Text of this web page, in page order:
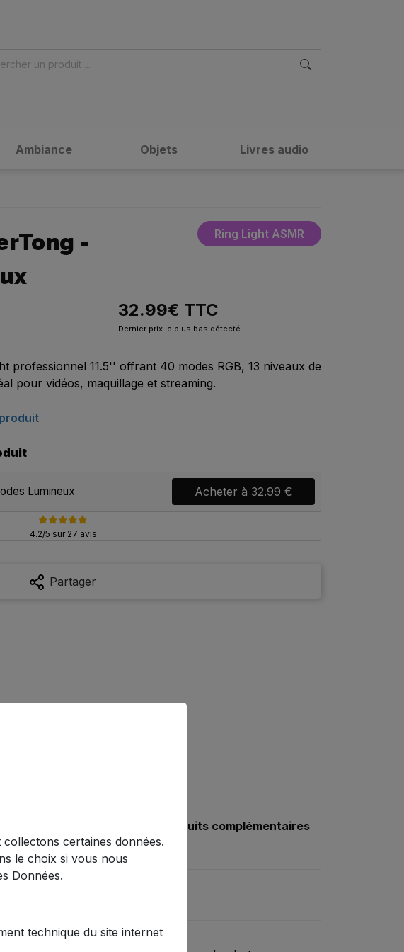
Ambiance Objets Livres audio
-
Ring Light ASMR
32.99€ TTC
Dernier prix le plus bas détecté
professionnel 11.5'' offrant 40 modes RGB, 13 niveaux de
pour vidéos, maquillage et streaming.
Lumineux Acheter à 32.99 €
4.2/5 sur 27 avis
Partager
Produits complémentaires
certaines données.
le choix si vous nous
Données.
technique du site internet